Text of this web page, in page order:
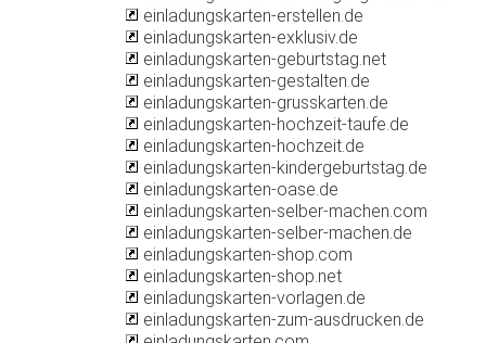
einladungskarten-erstellen.de
einladungskarten-exklusiv.de
einladungskarten-geburtstag.net
einladungskarten-gestalten.de
einladungskarten-grusskarten.de
einladungskarten-hochzeit-taufe.de
einladungskarten-hochzeit.de
einladungskarten-kindergeburtstag.de
einladungskarten-oase.de
einladungskarten-selber-machen.com
einladungskarten-selber-machen.de
einladungskarten-shop.com
einladungskarten-shop.net
einladungskarten-vorlagen.de
einladungskarten-zum-ausdrucken.de